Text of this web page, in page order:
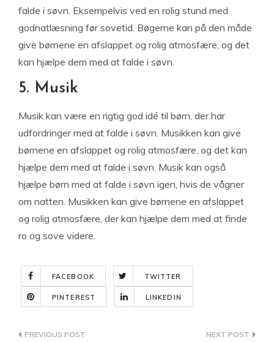
falde i søvn. Eksempelvis ved en rolig stund med
godnatlæsning før sovetid. Bøgerne kan på den måde
give børnene en afslappet og rolig atmosfære, og det
kan hjælpe dem med at falde i søvn.
5. Musik
Musik kan være en rigtig god idé til børn, der har
udfordringer med at falde i søvn. Musikken kan give
børnene en afslappet og rolig atmosfære, og det kan
hjælpe dem med at falde i søvn. Musik kan også
hjælpe børn med at falde i søvn igen, hvis de vågner
om natten. Musikken kan give børnene en afslappet
og rolig atmosfære, der kan hjælpe dem med at finde
ro og sove videre.
FACEBOOK TWITTER
PINTEREST LINKEDIN
Indlægsnavigation